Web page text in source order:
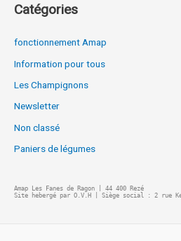
Catégories
fonctionnement Amap
Information pour tous
Les Champignons
Newsletter
Non classé
Paniers de légumes
Amap Les Fanes de Ragon | 44 400 Rezé
Site hebergé par O.V.H | Siège social : 2 rue